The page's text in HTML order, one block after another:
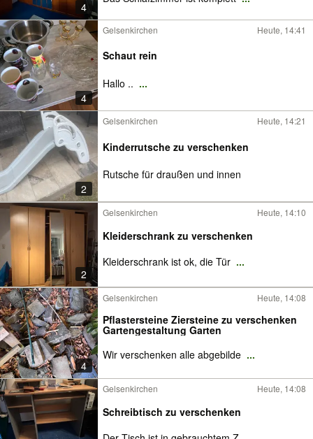
4
4
Gelsenkirchen Heute, 14:41
Schaut rein
Hallo .. ...
2
Gelsenkirchen Heute, 14:21
Kinderrutsche zu verschenken
Rutsche für draußen und innen
2
Gelsenkirchen Heute, 14:10
Kleiderschrank zu verschenken
Kleiderschrank ist ok, die Tür ...
4
Gelsenkirchen Heute, 14:08
Pflastersteine Ziersteine zu verschenken
Gartengestaltung Garten
Wir verschenken alle abgebilde ...
Gelsenkirchen Heute, 14:08
Schreibtisch zu verschenken